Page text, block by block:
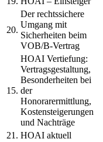
20.
Der rechtssichere
Umgang mit
Sicherheiten beim
VOB/B-Vertrag
15.
HOAI Vertiefung:
Vertragsgestaltung,
Besonderheiten bei
der
Honorarermittlung,
Kostensteigerungen
und Nachträge
21. HOAI aktuell